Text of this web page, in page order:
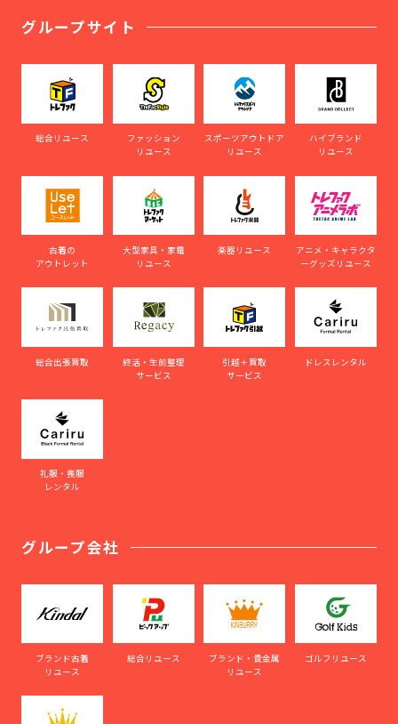
グループサイト
総合リユース
ファッション
リユース
スポーツアウトドア
リユース
ハイブランド
リユース
古着の
アウトレット
大型家具・家電
リユース
楽器リユース
アニメ・キャラクタ
ーグッズリユース
総合出張買取
終活・生前整理
サービス
引越＋買取
サービス
ドレスレンタル
礼服・喪服
レンタル
グループ会社
ブランド古着
リユース
総合リユース
ブランド・貴金属
リユース
ゴルフリユース